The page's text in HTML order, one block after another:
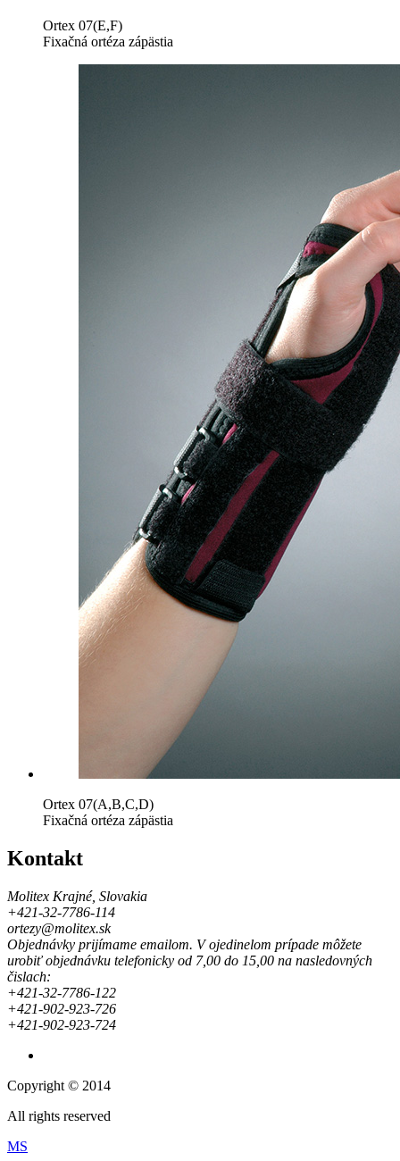
Ortex 07(E,F)
Fixačná ortéza zápästia
Ortex 07(A,B,C,D)
Fixačná ortéza zápästia
Kontakt
Molitex Krajné, Slovakia
+421-32-7786-114
ortezy@molitex.sk
Objednávky prijímame emailom. V ojedinelom prípade môžete
urobiť objednávku telefonicky od 7,00 do 15,00 na nasledovných
čislach:
+421-32-7786-122
+421-902-923-726
+421-902-923-724
Copyright © 2014
All rights reserved
MS